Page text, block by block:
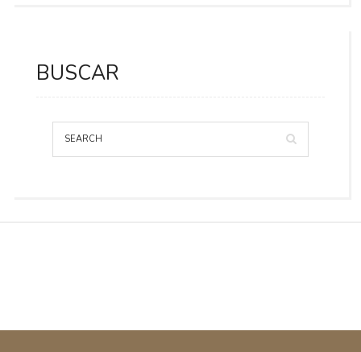
BUSCAR